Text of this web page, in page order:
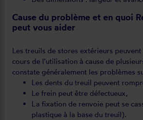
Cause du problème et en quoi
peut vous aider
Les treuils de stores extérieurs
cours de l'utilisation à cause de
constate généralement les problèmes
Les dents du treuil peuvent
Le frein peut être défectueux,
La fixation de renvoie peut se
plastique à la base du treuil).